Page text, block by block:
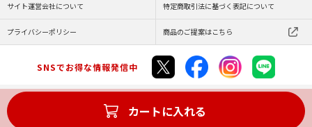
カートに入れる
サイト運営会社について 特定商取引法に基づく表記について
プライバシーポリシー 商品のご提案はこちら
SNSでお得な情報発信中